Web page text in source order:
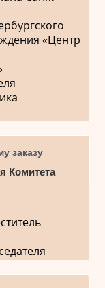
«Центр
заказу
Комитета